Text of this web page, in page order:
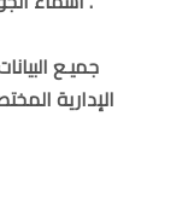
الإدارية